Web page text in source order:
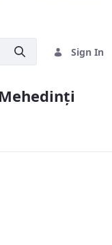
Sign In